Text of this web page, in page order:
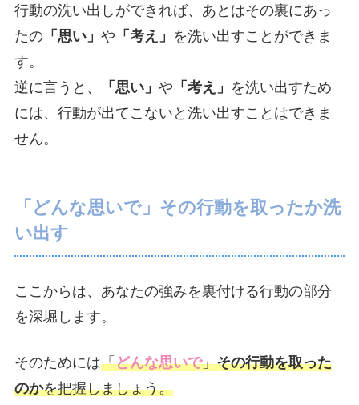
行動の洗い出しができれば、あとはその裏にあっ
たの 「思い」 や 「考え」 を洗い出すことができま
す。
逆に言うと、
「思い」 や 「考え」 を洗い出すため
には、行動が出てこないと洗い出すことはできま
せん。
「どんな思いで」その行動を取ったか洗
い出す
ここからは、あなたの強みを裏付ける行動の部分
を深堀します。
そのためには「どんな思いで」その行動を取った
のかを把握しましょう。